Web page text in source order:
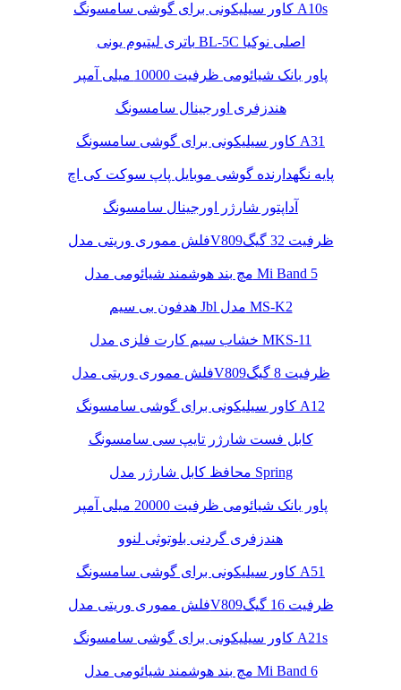
کاور سیلیکونی برای گوشی سامسونگ A10s
باتری لیتیوم یونی BL-5C اصلی نوکیا
پاور بانک شیائومی ظرفیت 10000 میلی آمپر
هندزفری اورجینال سامسونگ
کاور سیلیکونی برای گوشی سامسونگ A31
پایه نگهدارنده گوشی موبایل پاپ سوکت کی اچ
آداپتور شارژر اورجینال سامسونگ
فلش مموری وریتی مدلV809ظرفیت 32 گیگ
مچ بند هوشمند شیائومی مدل Mi Band 5
هدفون بی سیم Jbl مدل MS-K2
خشاب سیم کارت فلزی مدل MKS-11
فلش مموری وریتی مدلV809ظرفیت 8 گیگ
کاور سیلیکونی برای گوشی سامسونگ A12
کابل فست شارژر تایپ سی سامسونگ
محافظ کابل شارژر مدل Spring
پاور بانک شیائومی ظرفیت 20000 میلی آمپر
هندزفری گردنی بلوتوثی لنوو
کاور سیلیکونی برای گوشی سامسونگ A51
فلش مموری وریتی مدلV809ظرفیت 16 گیگ
کاور سیلیکونی برای گوشی سامسونگ A21s
مچ بند هوشمند شیائومی مدل Mi Band 6